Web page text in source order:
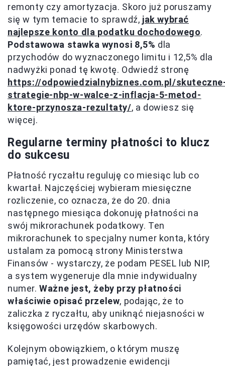
remonty czy amortyzacja. Skoro już poruszamy
się w tym temacie to sprawdź, jak wybrać
najlepsze konto dla podatku dochodowego.
Podstawowa stawka wynosi 8,5% dla
przychodów do wyznaczonego limitu i 12,5% dla
nadwyżki ponad tę kwotę. Odwiedź stronę
https://odpowiedzialnybiznes.com.pl/
strategie-nbp-w-walce-z-inflacja-5-metod-
ktore-przynosza-rezultaty/, a dowiesz się
więcej.
Regularne terminy płatności to klucz
do sukcesu
Płatność ryczałtu reguluję co miesiąc lub co
kwartał. Najczęściej wybieram miesięczne
rozliczenie, co oznacza, że do 20. dnia
następnego miesiąca dokonuję płatności na
swój mikrorachunek podatkowy. Ten
mikrorachunek to specjalny numer konta, który
ustalam za pomocą strony Ministerstwa
Finansów - wystarczy, że podam PESEL lub NIP,
a system wygeneruje dla mnie indywidualny
numer.Ważne jest, żeby przy płatności
właściwie opisać przelew, podając, że to
zaliczka z ryczałtu, aby uniknąć niejasności w
księgowości urzędów skarbowych.
Kolejnym obowiązkiem, o którym muszę
pamiętać, jest prowadzenie ewidencji